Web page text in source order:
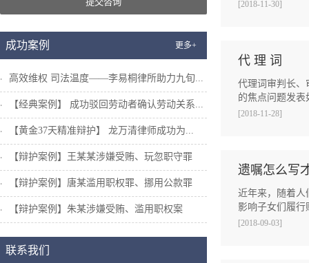
成功案例 更多+
高效维权 司法温度——李易桐律所助力九旬...
【经典案例】 成功驳回劳动者确认劳动关系...
【黄金37天精准辩护】 龙万清律师成功为...
【辩护案例】王某某涉嫌受贿、玩忽职守罪
【辩护案例】唐某滥用职权罪、挪用公款罪
【辩护案例】朱某涉嫌受贿、滥用职权案
联系我们
[2018-11-30]
代 理 词
代理词审判长、
的焦点问题发
[2018-11-28]
遗嘱怎么写
近年来，随着人
影响子女们履
[2018-09-03]